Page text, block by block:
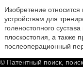
Изобретение
устройствам для
голеностопного
плоскостопия, а также
послеоперационный
© Патентный поиск,